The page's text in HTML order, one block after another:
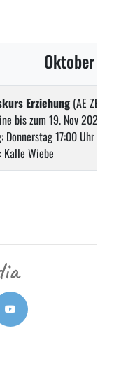
Oktober
Erziehung (AE ZEV
bis zum 19. Nov 2026
Donnerstag 17:00 Uhr
Kalle Wiebe